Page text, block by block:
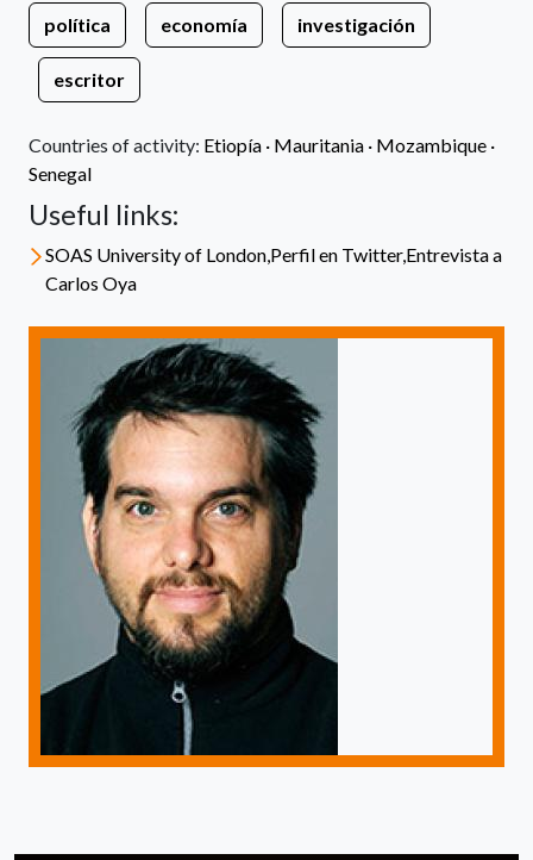
política economía investigación
escritor
Countries of activity: Etiopía · Mauritania · Mozambique ·
Senegal
Useful links:
SOAS University of London,Perfil en Twitter,Entrevista a
Carlos Oya